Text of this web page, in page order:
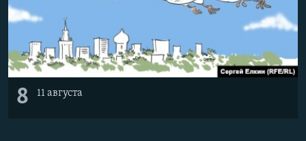
8 11 августа